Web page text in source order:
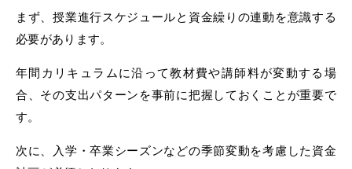
まず、授業進行スケジュールと資金繰りの連動を意識する
必要があります。
年間カリキュラムに沿って教材費や講師料が変動する場
合、その支出パターンを事前に把握しておくことが重要で
す。
次に、入学・卒業シーズンなどの季節変動を考慮した資金